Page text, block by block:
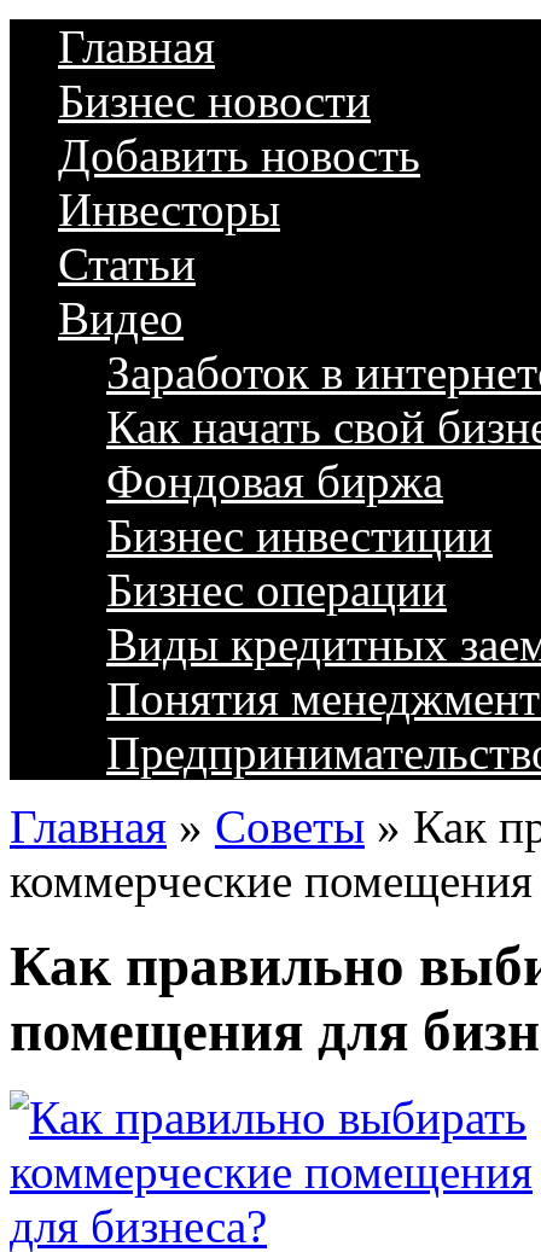
Главная
Бизнес новости
Добавить новость
Инвесторы
Статьи
Видео
Заработок в
Как начать свой
Фондовая биржа
Бизнес инвестиции
Бизнес операции
Виды кредитных
Понятия
Главная » Советы » Как
коммерческие помещения
Как правильно
помещения для